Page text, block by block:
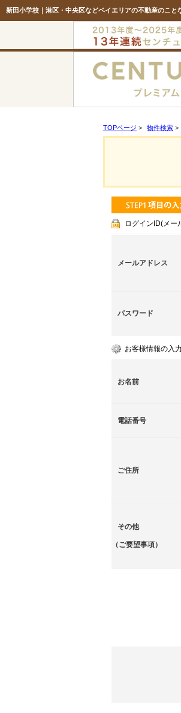
新田小学校｜港区・中央区などベイエリアの不動産のこと
TOPページ > 物件検索 >
ログインID(メー
メールアドレス
パスワード
お客様情報の入力
お名前
電話番号
ご住所
その他
（ご要望事項）